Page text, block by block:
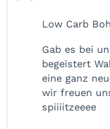
Low Carb
Gab es bei
begeistert
eine ganz
wir freuen
spiiiitzeeee